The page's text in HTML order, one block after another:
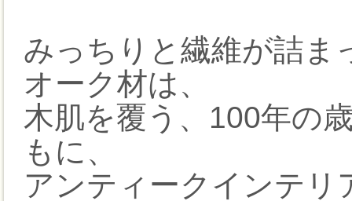
みっちりと繊維が詰ま
オーク材は、
木肌を覆う、100年の
もに、
アンティークインテ